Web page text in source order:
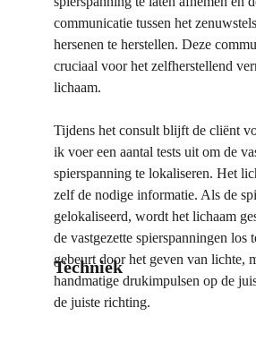
communicatie tussen het
hersenen te herstellen. Deze
cruciaal voor het zelfherstellend
lichaam.
Tijdens het consult blijft de cliënt
ik voer een aantal tests uit om de
spierspanning te lokaliseren. Het
zelf de nodige informatie. Als de
gelokaliseerd, wordt het lichaam
de vastgezette spierspanningen los
gebeurt door het geven van lichte,
handmatige drukimpulsen op de
de juiste richting.
Techniek